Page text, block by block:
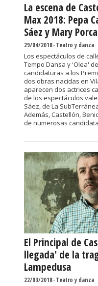
La escena de
Max 2018: Pepa
Sáez y Mary
29/04/2018-Teatro y danza
Los espectáculos de
Tempo Dansa y 'Olea'
candidaturas a los
dos obras nacidas en
aparecen dos actrices
de los espectáculos
Sáez, de La
Además, Castellón,
de numerosas
El Principal de
llegada' de la
Lampedusa
22/03/2018-Teatro y danza